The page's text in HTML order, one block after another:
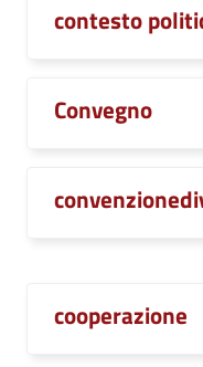
contesto
Convegno
cooperazione